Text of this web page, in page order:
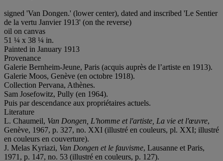
signed 'Van Dongen.' (lower center), dated and inscribed 'Le Sentier
de la vertu Janvier 1913' (on the reverse)
oil on canvas
51 ¼ x 38 ¼ in.
Painted in January 1913
Provenance
Galerie Bernheim-Jeune, Paris (acquis auprès de l’artiste en 1913).
Galerie Moos, Genève (en octobre 1918).
Collection Pervana, Athènes.
Sam Josefowitz, Pully (en 1964).
Puis par descendance aux propriétaires actuels.
Literature
L. Chaumeil, Van Dongen, L'homme et l'artiste, La vie et l'œuvre,
Genève, 1967, p. 327, no. XXI (illustré en couleurs, pl. XXI; illustré
en couleurs en couverture).
J. Melas Kyriazi, Van Dongen et le fauvisme, Lausanne et Paris,
1971, p. 147, no. 53 (illustré en couleurs, p. 127).